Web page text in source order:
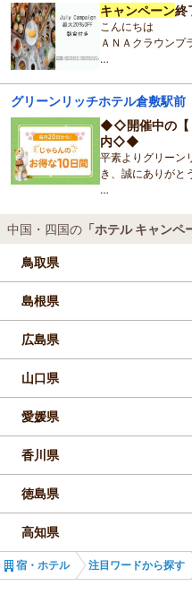
ね！
今日はこちらの
キャンペーン終
こんにちは
ＡＮＡクラウンプ
7月15日(水)から
夏休みのご予約
●ベストフレキシ
グリーンリッチホテル倉敷駅前
◆◇開催中の【
内◇◆
平素よりグリーン
き、誠にありがと
現在開催されて
ャンペーン
ホ
中国・四国の 「ホテル キャンペ
鳥取県
島根県
広島県
山口県
愛媛県
香川県
徳島県
高知県
宿・ホテル 注目ワードから探す